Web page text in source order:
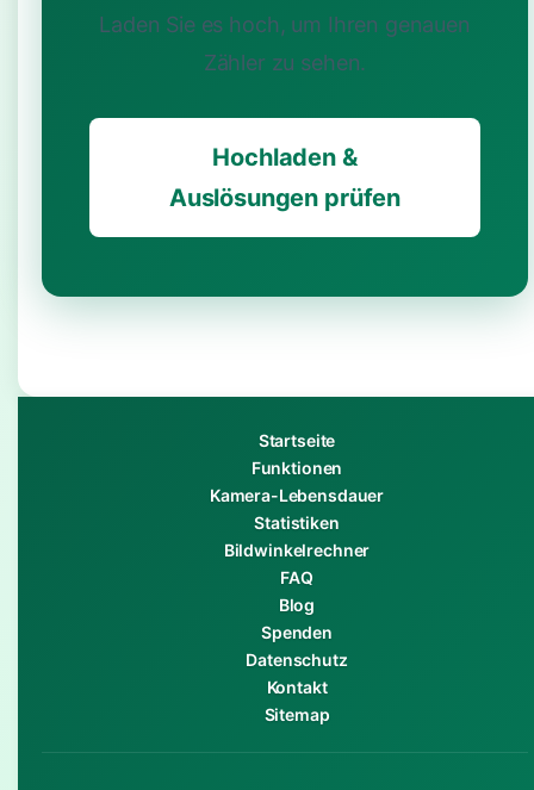
Laden Sie es hoch, um Ihren genauen
Zähler zu sehen.
Hochladen &
Auslösungen prüfen
Startseite
Funktionen
Kamera-Lebensdauer
Statistiken
Bildwinkelrechner
FAQ
Blog
Spenden
Datenschutz
Kontakt
Sitemap